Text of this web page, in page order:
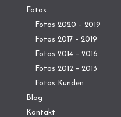
Fotos
Fotos 2020 – 2019
Fotos 2017 – 2019
Fotos 2014 – 2016
Fotos 2012 – 2013
Fotos Kunden
Blog
Kontakt